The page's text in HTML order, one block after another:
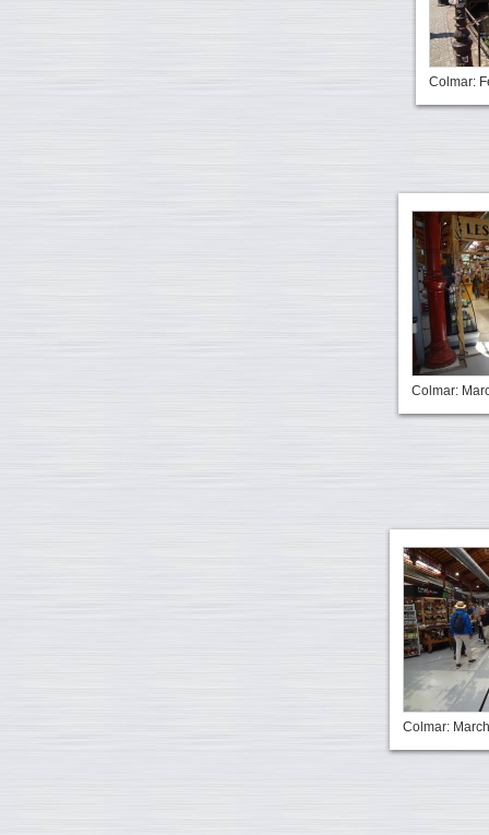
Colmar:
Colmar:
Colmar: